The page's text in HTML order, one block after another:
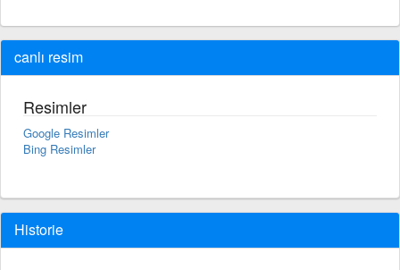
canlı resim
Resimler
Google Resimler
Bing Resimler
Historie